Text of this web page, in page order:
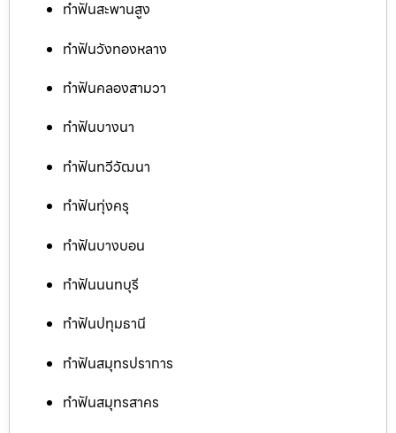
ทำฟันสะพานสูง
ทำฟันวังทองหลาง
ทำฟันคลองสามวา
ทำฟันบางนา
ทำฟันทวีวัฒนา
ทำฟันทุ่งครุ
ทำฟันบางบอน
ทำฟันนนทบุรี
ทำฟันปทุมธานี
ทำฟันสมุทรปราการ
ทำฟันสมุทรสาคร